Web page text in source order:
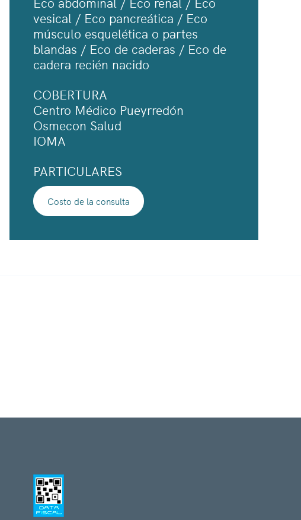
vesical / Eco pancreática / Eco
músculo esquelética o partes
blandas / Eco de caderas / Eco de
cadera recién nacido
COBERTURA
Centro Médico Pueyrredón
Osmecon Salud
IOMA
PARTICULARES
Costo de la consulta